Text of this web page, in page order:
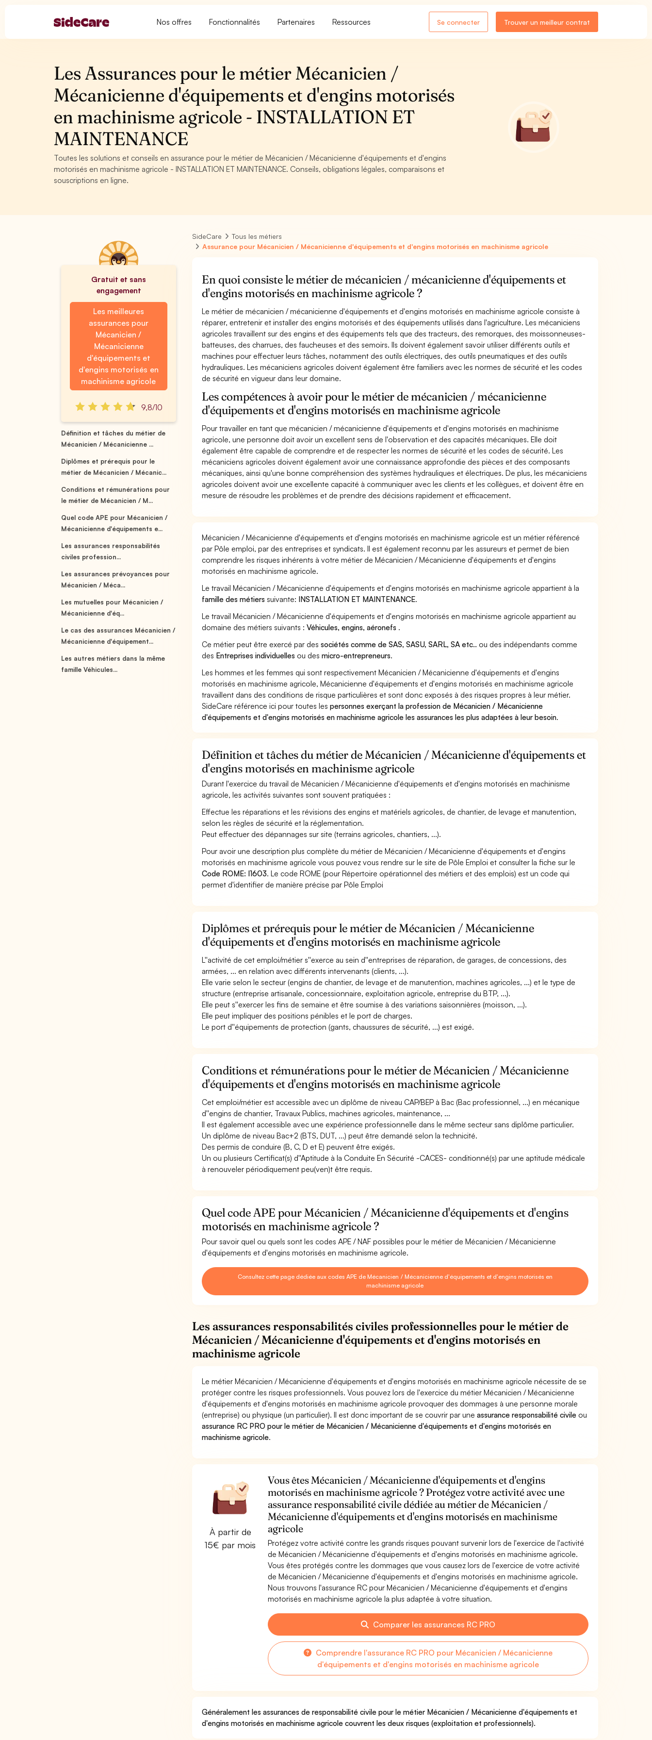
Nos offres Fonctionnalités Partenaires Ressources Se connecter Trouver un meilleur contrat
Les Assurances pour le métier Mécanicien /
Mécanicienne d'équipements et d'engins motorisés
en machinisme agricole - INSTALLATION ET
MAINTENANCE
Toutes les solutions et conseils en assurance pour le métier de Mécanicien / Mécanicienne d'équipements et d'engins
motorisés en machinisme agricole - INSTALLATION ET MAINTENANCE. Conseils, obligations légales, comparaisons et
souscriptions en ligne.
Gratuit et sans
engagement
Les meilleures
assurances pour
Mécanicien /
Mécanicienne
d'équipements et
d'engins motorisés en
machinisme agricole
9,8/10
Définition et tâches du métier de
Mécanicien / Mécanicienne ...
Diplômes et prérequis pour le
métier de Mécanicien / Mécanic...
Conditions et rémunérations pour
le métier de Mécanicien / M...
Quel code APE pour Mécanicien /
Mécanicienne d'équipements e...
Les assurances responsabilités
civiles profession...
Les assurances prévoyances pour
Mécanicien / Méca...
Les mutuelles pour Mécanicien /
Mécanicienne d'éq...
Le cas des assurances Mécanicien /
Mécanicienne d'équipement...
Les autres métiers dans la même
famille Véhicules...
SideCare
Tous les métiers
Assurance pour Mécanicien / Mécanicienne d'équipements et d'engins motorisés en machinisme agricole
En quoi consiste le métier de mécanicien / mécanicienne d'équipements et
d'engins motorisés en machinisme agricole ?
Le métier de mécanicien / mécanicienne d'équipements et d'engins motorisés en machinisme agricole consiste à
réparer, entretenir et installer des engins motorisés et des équipements utilisés dans l'agriculture. Les mécaniciens
agricoles travaillent sur des engins et des équipements tels que des tracteurs, des remorques, des moissonneuses-
batteuses, des charrues, des faucheuses et des semoirs. Ils doivent également savoir utiliser différents outils et
machines pour effectuer leurs tâches, notamment des outils électriques, des outils pneumatiques et des outils
hydrauliques. Les mécaniciens agricoles doivent également être familiers avec les normes de sécurité et les codes
de sécurité en vigueur dans leur domaine.
Les compétences à avoir pour le métier de mécanicien / mécanicienne
d'équipements et d'engins motorisés en machinisme agricole
Pour travailler en tant que mécanicien / mécanicienne d'équipements et d'engins motorisés en machinisme
agricole, une personne doit avoir un excellent sens de l'observation et des capacités mécaniques. Elle doit
également être capable de comprendre et de respecter les normes de sécurité et les codes de sécurité. Les
mécaniciens agricoles doivent également avoir une connaissance approfondie des pièces et des composants
mécaniques, ainsi qu'une bonne compréhension des systèmes hydrauliques et électriques. De plus, les mécaniciens
agricoles doivent avoir une excellente capacité à communiquer avec les clients et les collègues, et doivent être en
mesure de résoudre les problèmes et de prendre des décisions rapidement et efficacement.
Mécanicien / Mécanicienne d'équipements et d'engins motorisés en machinisme agricole est un métier référencé
par Pôle emploi, par des entreprises et syndicats. Il est également reconnu par les assureurs et permet de bien
comprendre les risques inhérents à votre métier de Mécanicien / Mécanicienne d'équipements et d'engins
motorisés en machinisme agricole.
Le travail Mécanicien / Mécanicienne d'équipements et d'engins motorisés en machinisme agricole appartient à la
famille des métiers suivante: INSTALLATION ET MAINTENANCE.
Le travail Mécanicien / Mécanicienne d'équipements et d'engins motorisés en machinisme agricole appartient au
domaine des métiers suivants :Véhicules, engins, aéronefs .
Ce métier peut être exercé par dessociétés comme de SAS, SASU, SARL, SA etc.. ou des indépendants comme
des Entreprises individuelles ou desmicro-entrepreneurs.
Les hommes et les femmes qui sont respectivement Mécanicien / Mécanicienne d'équipements et d'engins
motorisés en machinisme agricole, Mécanicienne d'équipements et d'engins motorisés en machinisme agricole
travaillent dans des conditions de risque particulières et sont donc exposés à des risques propres à leur métier.
SideCare référence ici pour toutes lespersonnes exerçant la profession de Mécanicien / Mécanicienne
d'équipements et d'engins motorisés en machinisme agricole les assurances les plus adaptées à leur besoin.
Définition et tâches du métier de Mécanicien / Mécanicienne d'équipements et
d'engins motorisés en machinisme agricole
Durant l'exercice du travail de Mécanicien / Mécanicienne d'équipements et d'engins motorisés en machinisme
agricole, les activités suivantes sont souvent pratiquées :
Effectue les réparations et les révisions des engins et matériels agricoles, de chantier, de levage et manutention,
selon les règles de sécurité et la réglementation.
Peut effectuer des dépannages sur site (terrains agricoles, chantiers, ...).
Pour avoir une description plus complète du métier de Mécanicien / Mécanicienne d'équipements et d'engins
motorisés en machinisme agricole vous pouvez vous rendre sur le site de Pôle Emploi et consulter la fiche sur le
Code ROME: I1603. Le code ROME (pour Répertoire opérationnel des métiers et des emplois) est un code qui
permet d'identifier de manière précise par Pôle Emploi
Diplômes et prérequis pour le métier de Mécanicien / Mécanicienne
d'équipements et d'engins motorisés en machinisme agricole
L''activité de cet emploi/métier s''exerce au sein d''entreprises de réparation, de garages, de concessions, des
armées, ... en relation avec différents intervenants (clients, ...).
Elle varie selon le secteur (engins de chantier, de levage et de manutention, machines agricoles, ...) et le type de
structure (entreprise artisanale, concessionnaire, exploitation agricole, entreprise du BTP, ...).
Elle peut s''exercer les fins de semaine et être soumise à des variations saisonnières (moisson, ...).
Elle peut impliquer des positions pénibles et le port de charges.
Le port d''équipements de protection (gants, chaussures de sécurité, ...) est exigé.
Conditions et rémunérations pour le métier de Mécanicien / Mécanicienne
d'équipements et d'engins motorisés en machinisme agricole
Cet emploi/métier est accessible avec un diplôme de niveau CAP/BEP à Bac (Bac professionnel, ...) en mécanique
d''engins de chantier, Travaux Publics, machines agricoles, maintenance, ...
Il est également accessible avec une expérience professionnelle dans le même secteur sans diplôme particulier.
Un diplôme de niveau Bac+2 (BTS, DUT, ...) peut être demandé selon la technicité.
Des permis de conduire (B, C, D et E) peuvent être exigés.
Un ou plusieurs Certificat(s) d''Aptitude à la Conduite En Sécurité -CACES- conditionné(s) par une aptitude médicale
à renouveler périodiquement peu(ven)t être requis.
Quel code APE pour Mécanicien / Mécanicienne d'équipements et d'engins
motorisés en machinisme agricole ?
Pour savoir quel ou quels sont les codes APE / NAF possibles pour le métier de Mécanicien / Mécanicienne
d'équipements et d'engins motorisés en machinisme agricole.
Consultez cette page dédiée aux codes APE de Mécanicien / Mécanicienne d'équipements et d'engins motorisés en
machinisme agricole
Les assurances responsabilités civiles professionnelles pour le métier de
Mécanicien / Mécanicienne d'équipements et d'engins motorisés en
machinisme agricole
Le métier Mécanicien / Mécanicienne d'équipements et d'engins motorisés en machinisme agricole nécessite de se
protéger contre les risques professionnels. Vous pouvez lors de l'exercice du métier Mécanicien / Mécanicienne
d'équipements et d'engins motorisés en machinisme agricole provoquer des dommages à une personne morale
(entreprise) ou physique (un particulier). Il est donc important de se couvrir par uneassurance responsabilité civile ou
assurance RC PRO pour le métier de Mécanicien / Mécanicienne d'équipements et d'engins motorisés en
machinisme agricole.
À partir de
15€ par mois
Vous êtes Mécanicien / Mécanicienne d'équipements et d'engins
motorisés en machinisme agricole ? Protégez votre activité avec une
assurance responsabilité civile dédiée au métier de Mécanicien /
Mécanicienne d'équipements et d'engins motorisés en machinisme
agricole
Protégez votre activité contre les grands risques pouvant survenir lors de l'exercice de l'activité
de Mécanicien / Mécanicienne d'équipements et d'engins motorisés en machinisme agricole.
Vous êtes protégés contre les dommages que vous causez lors de l'exercice de votre activité
de Mécanicien / Mécanicienne d'équipements et d'engins motorisés en machinisme agricole.
Nous trouvons l'assurance RC pour Mécanicien / Mécanicienne d'équipements et d'engins
motorisés en machinisme agricole la plus adaptée à votre situation.
Comparer les assurances RC PRO
Comprendre l'assurance RC PRO pour Mécanicien / Mécanicienne
d'équipements et d'engins motorisés en machinisme agricole
Généralement les assurances de responsabilité civile pour le métier Mécanicien / Mécanicienne d'équipements et
d'engins motorisés en machinisme agricole couvrent les deux risques (exploitation et professionnels).